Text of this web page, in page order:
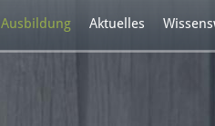
Ausbildung Aktuelles